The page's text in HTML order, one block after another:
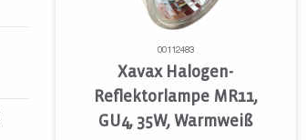
00112483
Xavax Halogen-
Reflektorlampe MR11,
GU4, 35W, Warmweiß